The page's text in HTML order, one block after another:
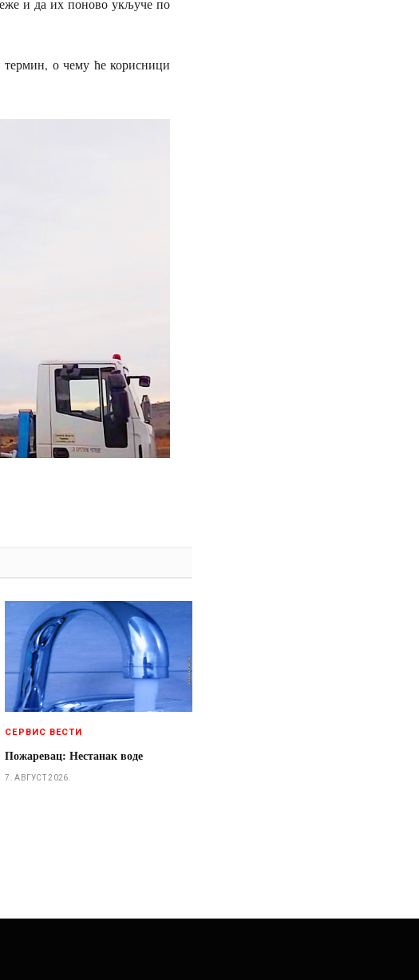
и да их поново укључе по
термин, о чему ће корисници
СЕРВИС ВЕСТИ
Пожаревац: Нестанак воде
7. АВГУСТ 2026.